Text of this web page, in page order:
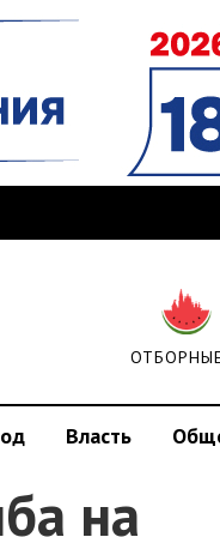
Власть
на